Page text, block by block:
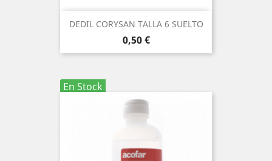
DEDIL CORYSAN TALLA 6 SUELTO
Precio
0,50 €
En Stock